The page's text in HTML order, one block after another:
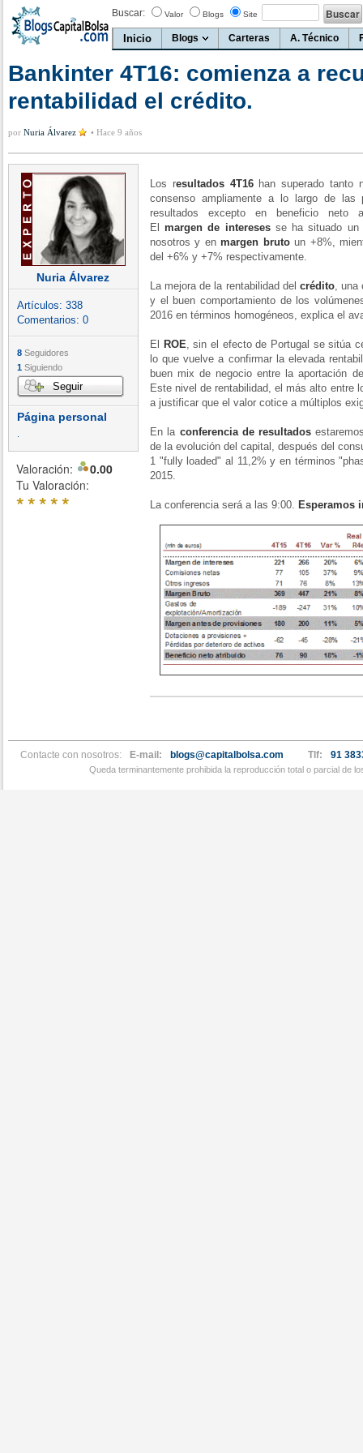
Buscar: Valor Blogs Site
Inicio Blogs Carteras A. Técnico
Bankinter 4T16: comienza a
rentabilidad el crédito.
por Nuria Álvarez • Hace 9 años
Nuria Álvarez
Artículos: 338
Comentarios: 0
8 Seguidores
1 Siguiendo
Seguir
Página personal
Valoración:
0.00
Tu Valoración:
*****
Los resultados 4T16han superado tanto
consenso ampliamente a lo largo de
resultados excepto en beneficio neto
Elmargen de interesesse ha situado un
nosotros y enmargen brutoun +8%,
del +6% y +7% respectivamente.
La mejora de la rentabilidad del crédito, una
y el buen comportamiento de los
2016 en términos homogéneos, explica el
El ROE, sin el efecto de Portugal se sitúa
lo que vuelve a confirmar la elevada
buen mix de negocio entre la aportación
Este nivel de rentabilidad, el más alto entre
a justificar que el valor cotice a múltiplos
En la conferencia de resultados
de la evolución del capital, después del
1 "fully loaded" al 11,2% y en términos
2015.
La conferencia será a las 9:00. Esperamos
Contacte con nosotros: E-mail: blogs@capitalbolsa.com Tlf: 91
Queda terminantemente prohibida la reproducción total o parcial de